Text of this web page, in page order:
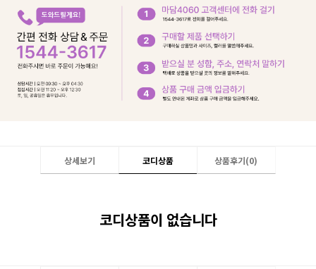
상세보기 코디상품 상품후기(0)
코디상품이 없습니다